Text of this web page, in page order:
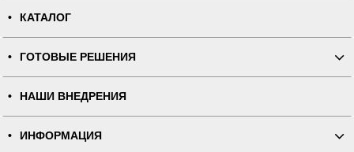
КАТАЛОГ
ГОТОВЫЕ РЕШЕНИЯ
НАШИ ВНЕДРЕНИЯ
ИНФОРМАЦИЯ